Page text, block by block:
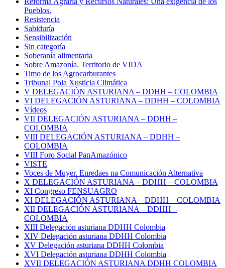
Pueblos.
Resistencia
Sabiduría
Sensibilización
Sin categoría
Soberanía alimentaria
Sobre Amazonía. Territorio de VIDA
Timo de los Agrocarburantes
Tribunal Pola Xusticia Climática
V DELEGACIÓN ASTURIANA – DDHH – COLOMBIA
VI DELEGACIÓN ASTURIANA – DDHH – COLOMBIA
Vídeos
VII DELEGACIÓN ASTURIANA – DDHH –
COLOMBIA
VIII DELEGACIÓN ASTURIANA – DDHH –
COLOMBIA
VIII Foro Social PanAmazónico
VISTE
Voces de Muyer. Enredaes na Comunicación Alternativa
X DELEGACIÓN ASTURIANA – DDHH – COLOMBIA
XI Congreso FENSUAGRO
XI DELEGACIÓN ASTURIANA – DDHH – COLOMBIA
XII DELEGACIÓN ASTURIANA – DDHH –
COLOMBIA
XIII Delegación asturiana DDHH Colombia
XIV Delegación asturiana DDHH Colombia
XV Delegación asturiana DDHH Colombia
XVI Delegación asturiana DDHH Colombia
XVII DELEGACIÓN ASTURIANA DDHH COLOMBIA